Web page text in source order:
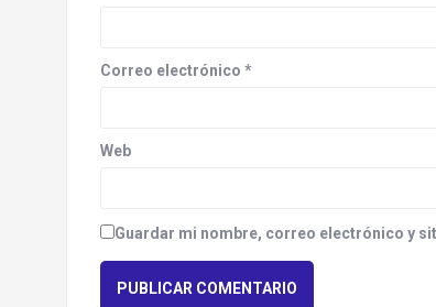
Correo electrónico *
Web
Guardar mi nombre, correo electrónico y